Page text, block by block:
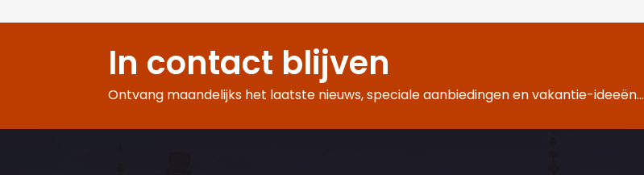
In contact blijven
Ontvang maandelijks het laatste nieuws, speciale aanbiedingen en vakantie-ideeën...